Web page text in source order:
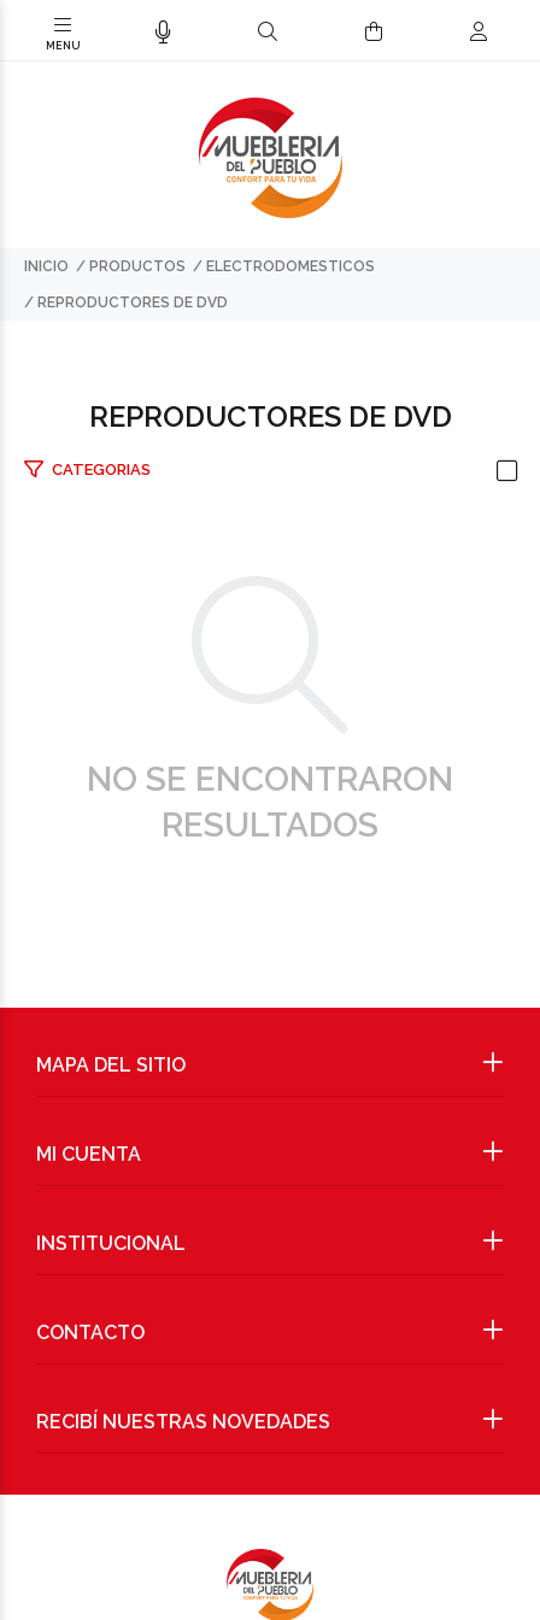
INICIO PRODUCTOS ELECTRODOMESTICOS
REPRODUCTORES DE DVD
REPRODUCTORES DE DVD
CATEGORIAS
NO SE ENCONTRARON
RESULTADOS
RECIBÍ NUESTRAS NOVEDADES
MAPA DEL SITIO
MI CUENTA
INSTITUCIONAL
CONTACTO